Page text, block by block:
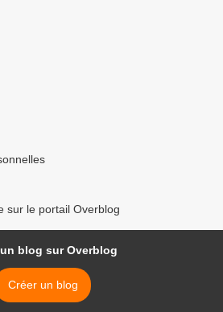
sur le portail Overblog
blog sur Overblog
Créer un blog